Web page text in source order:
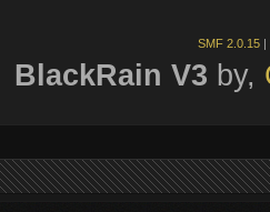
SMF 2.0.15
BlackRain V3 by,